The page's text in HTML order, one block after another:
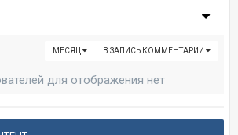
В ЗАПИСЬ КОММЕНТАРИИ
МЕСЯЦ
для отображения нет